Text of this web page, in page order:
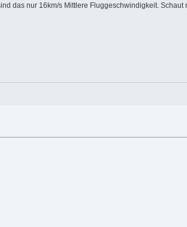
das nur 16km/s Mittlere Fluggeschwindigkeit.